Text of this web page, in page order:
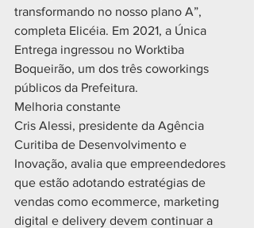
transformando no nosso plano A”,
completa Elicéia. Em 2021, a Única
Entrega ingressou no Worktiba
Boqueirão, um dos três coworkings
públicos da Prefeitura.
Melhoria constante
Cris Alessi, presidente da Agência
Curitiba de Desenvolvimento e
Inovação, avalia que empreendedores
que estão adotando estratégias de
vendas como ecommerce, marketing
digital e delivery devem continuar a